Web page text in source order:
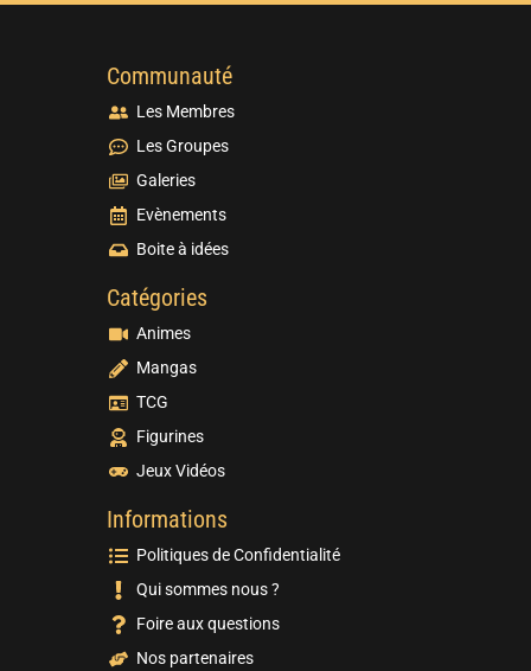
Communauté
Les Membres
Les Groupes
Galeries
Evènements
Boite à idées
Catégories
Animes
Mangas
TCG
Figurines
Jeux Vidéos
Informations
Politiques de Confidentialité
Qui sommes nous ?
Foire aux questions
Nos partenaires